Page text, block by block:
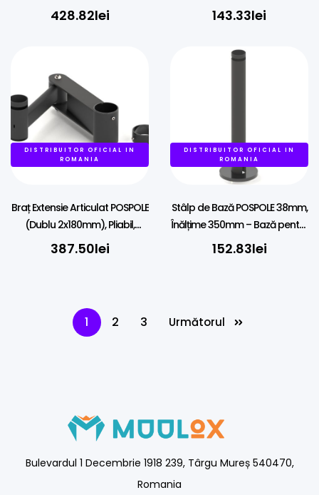
Balama Metalică
428.82lei
POSPOLE, Montare pe 38mm
143.33lei
DISTRIBUITOR OFICIAL IN
ROMANIA
Braț Extensie Articulat POSPOLE
(Dublu 2x180mm), Pliabil,
Prindere pe Stâlp 45mm
387.50lei
DISTRIBUITOR OFICIAL IN
ROMANIA
Stâlp de Bază POSPOLE 38mm,
Înălțime 350mm – Bază pentru
POS
152.83lei
1 2 3 Următorul
Bulevardul 1 Decembrie 1918 239, Târgu Mureș 540470,
Romania